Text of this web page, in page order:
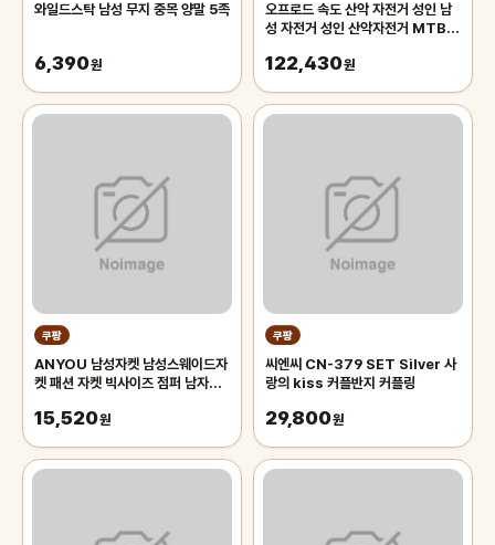
와일드스탁 남성 무지 중목 양말 5족
6,390원
오프로드 속도 산악 자전거 성인 남
성 자전거 성인 산악자전거 MTB,
122,430원
쿠팡
ANYOU 남성자켓 남성스웨이드자
켓 패션 자켓 빅사이즈 점퍼 남자자
15,520원
쿠팡
씨엔씨 CN-379 SET Silver 사
랑의 kiss 커플반지 커플링
29,800원